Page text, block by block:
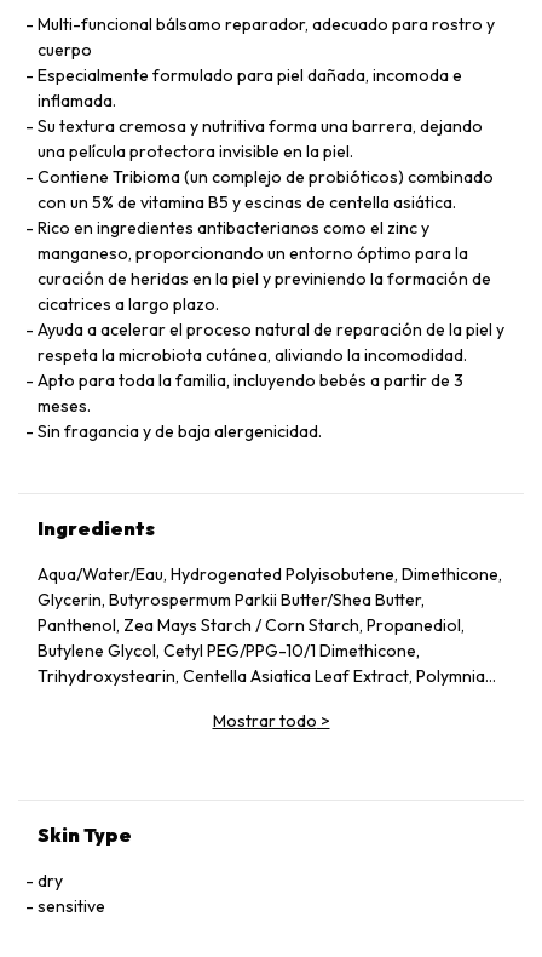
Multi-funcional bálsamo reparador, adecuado para rostro y
cuerpo
Especialmente formulado para piel dañada, incomoda e
inflamada.
Su textura cremosa y nutritiva forma una barrera, dejando
una película protectora invisible en la piel.
Contiene Tribioma (un complejo de probióticos) combinado
con un 5% de vitamina B5 y escinas de centella asiática.
Rico en ingredientes antibacterianos como el zinc y
manganeso, proporcionando un entorno óptimo para la
curación de heridas en la piel y previniendo la formación de
cicatrices a largo plazo.
Ayuda a acelerar el proceso natural de reparación de la piel y
respeta la microbiota cutánea, aliviando la incomodidad.
Apto para toda la familia, incluyendo bebés a partir de 3
meses.
Sin fragancia y de baja alergenicidad.
Ingredients
Aqua/​Water/​Eau, Hydrogenated Polyisobutene, Dimethicone,
Glycerin, Butyrospermum Parkii Butter/​Shea Butter,
Panthenol, Zea Mays Starch /​ Corn Starch, Propanediol,
Butylene Glycol, Cetyl PEG/​PPG-10/​1 Dimethicone,
Trihydroxystearin, Centella Asiatica Leaf Extract, Polymnia
Manganese Gluconate, Alpha-Glucan Oligosaccharide, Silica,
Acetylated Glycol Stearate, Maltodextrin, Polyglyceryl-4
Hydroxyhydrocinnamate, Ci 77891/​Titanium Dioxide
Mostrar todo >
Skin Type
dry
sensitive